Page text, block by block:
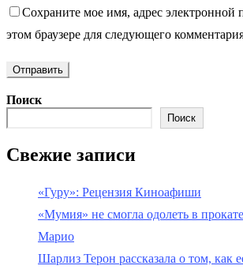
Сохраните мое имя, адрес электронной
этом браузере для следующего
Поиск
Поиск
Свежие записи
«Гуру»: Рецензия Киноафиши
«Мумия» не смогла одолеть в
Марио
Шарлиз Терон рассказала о том, как